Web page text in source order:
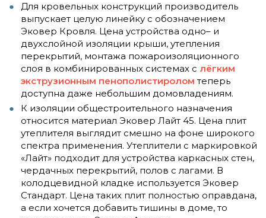
Для кровельных конструкций производитель
выпускает целую линейку с обозначением
Эковер Кровля. Цена устройства одно– и
двухслойной изоляции крыши, утепления
перекрытий, монтажа пожароизоляционного
слоя в комбинированных системах с лёгким
экструзионным пенополистиролом теперь
доступна даже небольшим домовладениям.
К изоляции общестроительного назначения
относится материал Эковер Лайт 45. Цена плит
утеплителя выглядит смешно на фоне широкого
спектра применения. Утеплители с маркировкой
«Лайт» подходит для устройства каркасных стен,
чердачных перекрытий, полов с лагами. В
колодцевидной кладке используется Эковер
Стандарт. Цена таких плит полностью оправдана,
а если хочется добавить тишины в доме, то